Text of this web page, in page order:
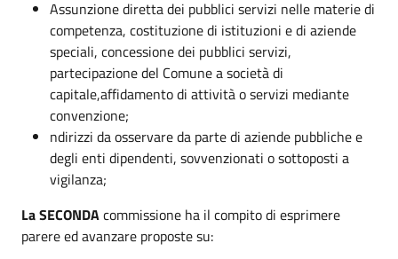
Assunzione diretta dei pubblici servizi nelle materie di
competenza, costituzione di istituzioni e di aziende
speciali, concessione dei pubblici servizi,
partecipazione del Comune a società di
capitale,affidamento di attività o servizi mediante
convenzione;
ndirizzi da osservare da parte di aziende pubbliche e
degli enti dipendenti, sovvenzionati o sottoposti a
vigilanza;
La SECONDAcommissione ha il compito di esprimere
parere ed avanzare proposte su: